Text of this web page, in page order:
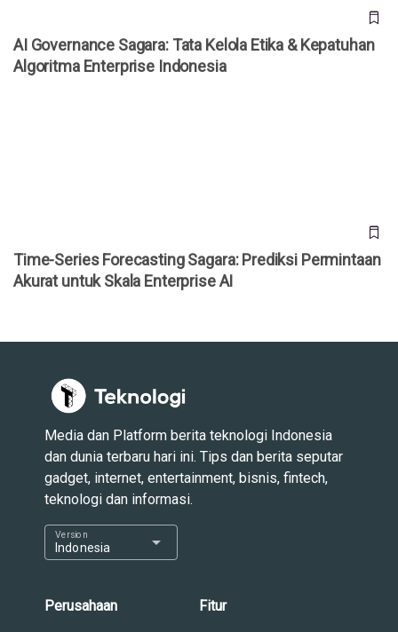
AI Governance Sagara: Tata Kelola Etika & Kepatuhan
Algoritma Enterprise Indonesia
Time-Series Forecasting Sagara: Prediksi Permintaan
Akurat untuk Skala Enterprise AI
Media dan Platform berita teknologi Indonesia
dan dunia terbaru hari ini. Tips dan berita seputar
gadget, internet, entertainment, bisnis, fintech,
teknologi dan informasi.
Indonesia
Version arrow_drop_down
Perusahaan Fitur